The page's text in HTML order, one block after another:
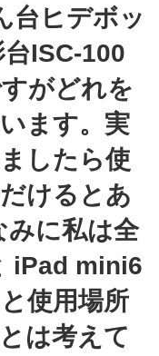
台ヒデボッ
ISC-100
がどれを
ます。実
したら使
けるとあ
みに私は全
iPad mini6
使用場所
は考えて